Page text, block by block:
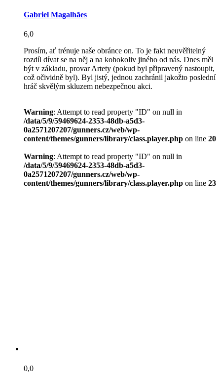
Gabriel Magalhães
6,0
Prosím, ať trénuje naše obránce on. To je fakt neuvěřitelný
rozdíl dívat se na něj a na kohokoliv jiného od nás. Dnes měl
být v základu, provar Artety (pokud byl připravený nastoupit,
což očividně byl). Byl jistý, jednou zachránil jakožto poslední
hráč skvělým skluzem nebezpečnou akci.
Warning: Attempt to read property "ID" on null in
/data/5/9/59469624-2353-48db-a5d3-
0a2571207207/gunners.cz/web/wp-
content/themes/gunners/library/class.player.php on line 20
Warning: Attempt to read property "ID" on null in
/data/5/9/59469624-2353-48db-a5d3-
0a2571207207/gunners.cz/web/wp-
content/themes/gunners/library/class.player.php on line 23
0,0